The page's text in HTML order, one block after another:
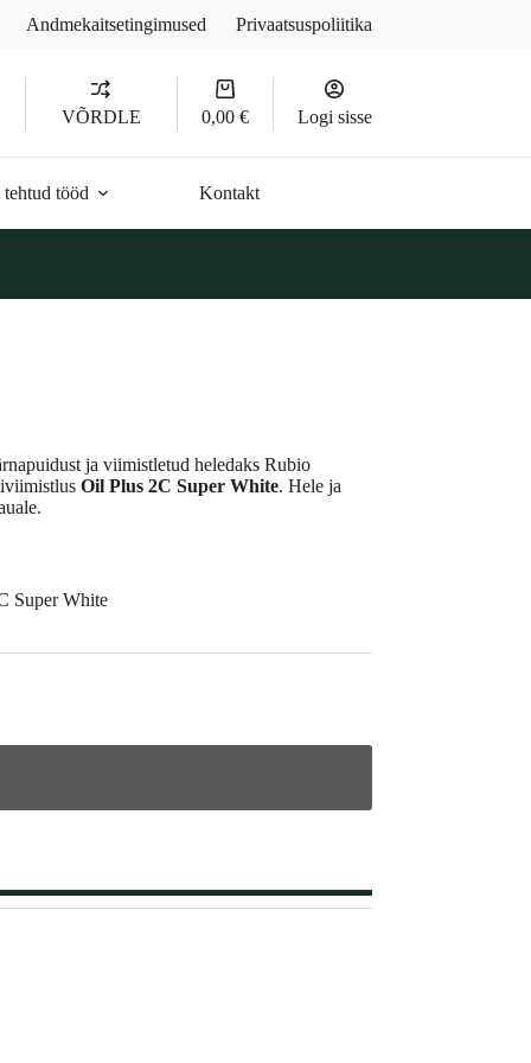
Andmekaitsetingimused Privaatsuspoliitika
VÕRDLE
Ostukorv
0,00 € Logi sisse
tööd Kontakt
ja viimistletud heledaks Rubio
Oil Plus 2C Super White. Hele ja
Super White